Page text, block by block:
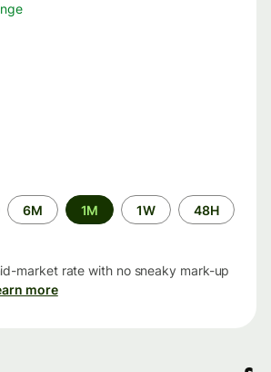
الفترة
الزمنية
48H
1W
1M
6M
mid-market rate with no sneaky mark-up
Learn more